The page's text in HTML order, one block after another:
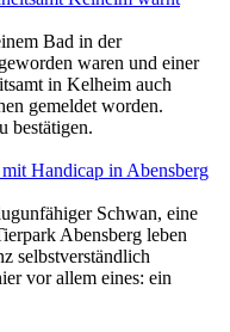
Bad in der
waren und einer
in Kelheim auch
gemeldet worden.
bestätigen.
Handicap in Abensberg
Schwan, eine
Abensberg leben
selbstverständlich
vor allem eines: ein